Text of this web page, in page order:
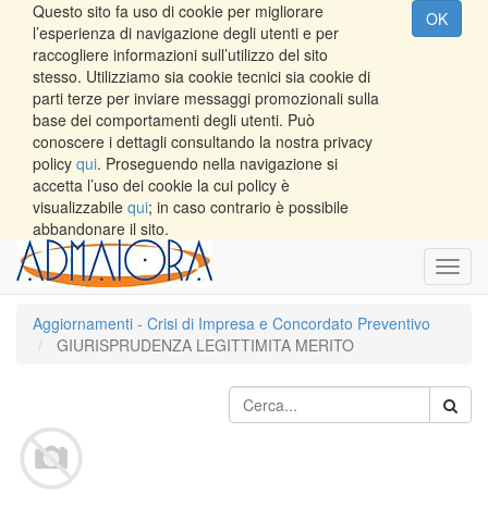
Questo sito fa uso di cookie per migliorare
l’esperienza di navigazione degli utenti e per
raccogliere informazioni sull’utilizzo del sito
stesso. Utilizziamo sia cookie tecnici sia cookie di
parti terze per inviare messaggi promozionali sulla
base dei comportamenti degli utenti. Può
conoscere i dettagli consultando la nostra privacy
policy qui. Proseguendo nella navigazione si
accetta l’uso dei cookie la cui policy è
visualizzabile qui; in caso contrario è possibile
abbandonare il sito.
OK
Aggiornamenti - Crisi di Impresa e Concordato Preventivo
GIURISPRUDENZA LEGITTIMITA MERITO